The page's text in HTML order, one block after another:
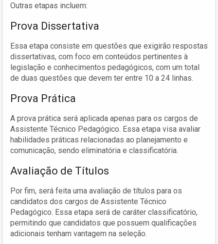
Outras etapas incluem:
Prova Dissertativa
Essa etapa consiste em questões que exigirão respostas
dissertativas, com foco em conteúdos pertinentes à
legislação e conhecimentos pedagógicos, com um total
de duas questões que devem ter entre 10 a 24 linhas.
Prova Prática
A prova prática será aplicada apenas para os cargos de
Assistente Técnico Pedagógico. Essa etapa visa avaliar
habilidades práticas relacionadas ao planejamento e
comunicação, sendo eliminatória e classificatória.
Avaliação de Títulos
Por fim, será feita uma avaliação de títulos para os
candidatos dos cargos de Assistente Técnico
Pedagógico. Essa etapa será de caráter classificatório,
permitindo que candidatos que possuem qualificações
adicionais tenham vantagem na seleção.